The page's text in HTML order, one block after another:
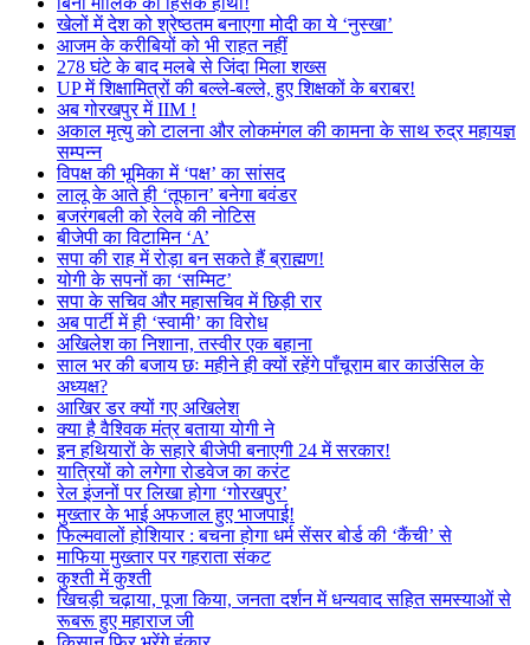
खेलों में देश को श्रेष्ठतम बनाएगा मोदी का ये ‘नुस्खा’
आजम के करीबियों को भी राहत नहीं
278 घंटे के बाद मलबे से जिंदा मिला शख्स
UP में शिक्षामित्रों की बल्ले-बल्ले, हुए शिक्षकों के बराबर!
अब गोरखपुर में IIM !
अकाल मृत्यु को टालना और लोकमंगल की कामना के साथ रुद्र महायज्ञ
सम्पन्न
विपक्ष की भूमिका में ‘पक्ष’ का सांसद
लालू के आते ही ‘तूफान’ बनेगा बवंडर
बजरंगबली को रेलवे की नोटिस
बीजेपी का विटामिन ‘A’
सपा की राह में रोड़ा बन सकते हैं ब्राह्मण!
योगी के सपनों का ‘सम्मिट’
सपा के सचिव और महासचिव में छिड़ी रार
अब पार्टी में ही ‘स्वामी’ का विरोध
अखिलेश का निशाना, तस्वीर एक बहाना
साल भर की बजाय छः महीने ही क्यों रहेंगे पाँचूराम बार काउंसिल के
अध्यक्ष?
आखिर डर क्यों गए अखिलेश
क्या है वैश्विक मंत्र बताया योगी ने
इन हथियारों के सहारे बीजेपी बनाएगी 24 में सरकार!
यात्रियों को लगेगा रोडवेज का करंट
रेल इंजनों पर लिखा होगा ‘गोरखपुर’
मुख्तार के भाई अफजाल हुए भाजपाई!
फिल्मवालों होशियार : बचना होगा धर्म सेंसर बोर्ड की ‘कैंची’ से
माफिया मुख्तार पर गहराता संकट
कुश्ती में कुश्ती
खिचड़ी चढ़ाया, पूजा किया, जनता दर्शन में धन्यवाद सहित समस्याओं से
रूबरू हुए महाराज जी